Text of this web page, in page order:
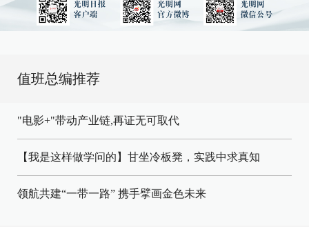
值班总编推荐
"电影+"带动产业链,再证无可取代
【我是这样做学问的】甘坐冷板凳，实践中求真知
领航共建“一带一路” 携手擘画金色未来